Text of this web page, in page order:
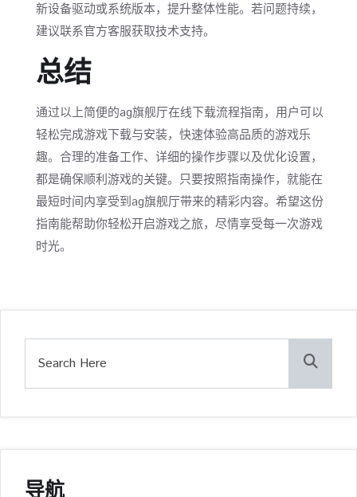
新设备驱动或系统版本，提升整体性能。若问题持续，
建议联系官方客服获取技术支持。
总结
通过以上简便的ag旗舰厅在线下载流程指南，用户可以
轻松完成游戏下载与安装，快速体验高品质的游戏乐
趣。合理的准备工作、详细的操作步骤以及优化设置，
都是确保顺利游戏的关键。只要按照指南操作，就能在
最短时间内享受到ag旗舰厅带来的精彩内容。希望这份
指南能帮助你轻松开启游戏之旅，尽情享受每一次游戏
时光。
导航